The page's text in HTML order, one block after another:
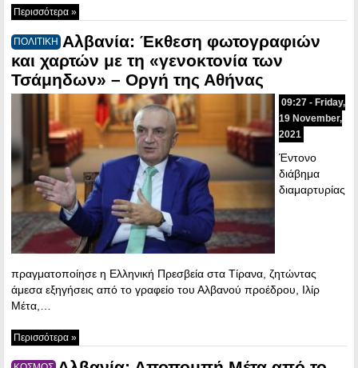
Περισσότερα »
ΠΟΛΙΤΙΚΗ Αλβανία: Έκθεση φωτογραφιών
και χαρτών με τη «γενοκτονία των
Τσάμηδων» – Οργή της Αθήνας
09:27 - Friday,
19 November,
2021
Έντονο
διάβημα
διαμαρτυρίας
πραγματοποίησε η Ελληνική Πρεσβεία στα Τίρανα, ζητώντας
άμεσα εξηγήσεις από το γραφείο του Αλβανού προέδρου, Ιλίρ
Μέτα,…
Περισσότερα »